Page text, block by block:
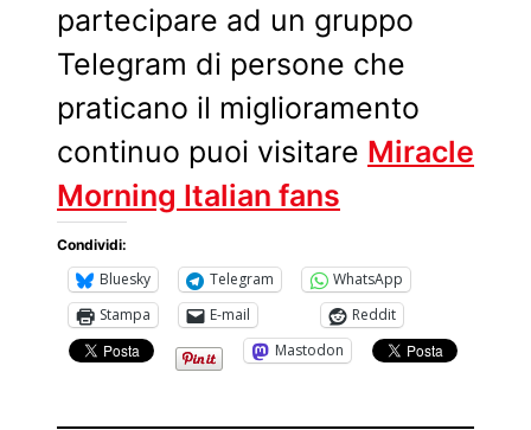
partecipare ad un gruppo
Telegram di persone che
praticano il miglioramento
continuo puoi visitare Miracle
Morning Italian fans
Condividi:
Bluesky Telegram
WhatsApp
Stampa
E-mail
Reddit
Mastodon